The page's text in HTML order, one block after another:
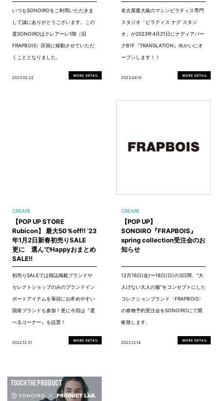
いつもSONOIROをご利用いただきま
して誠にありがとうございます。この
度SONOIROはクレアーレ1階（旧
FRAPBOIS）区画に移動させていただ
くこととなりました。
2023.02.22
名古屋最大級のマシンピラティス専門
スタジオ「ピラティス ナグ スタジ
オ」が2023年4月21日にナディアパー
クB1F『TRANSLATION』向かいにオ
ープンします！！
2023.04.10
CREARE
【POP UP STORE
Rubicon】 最大50％off!! ‘23
年1月2日新春初売りSALE
更に 選んでHappyおまとめ
SALE!!
初売りSALEでは雑誌掲載ブランドや
セレクトショップのみのブランドイン
ポートアイテムを筆頭にお求めやすい
国産ブランドも参加！更に今回は『選
べるコーナー』を設置！
2022.12.31
CREARE
【POP UP】
SONOIRO『FRAPBOIS』
spring collection受注会のお
知らせ
12月16日(金)〜18日(日)の3日間、"大
人げない大人の服"をコンセプトにした
コレクションブランド〈FRAPBOIS〉
の春物予約受注会をSONOIROにて開
催致します。
2022.12.14